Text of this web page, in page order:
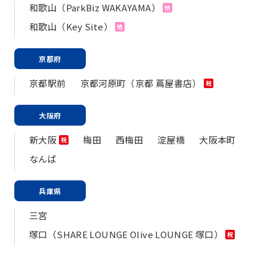
和歌山（ParkBiz WAKAYAMA） 他
和歌山（Key Site） 他
京都府
京都駅前 京都河原町（京都 蔦屋書店） 祝
大阪府
新大阪 祝 梅田 西梅田 淀屋橋
大阪本町
なんば
兵庫県
三宮
塚口（SHARE LOUNGE Olive LOUNGE 塚口）
祝